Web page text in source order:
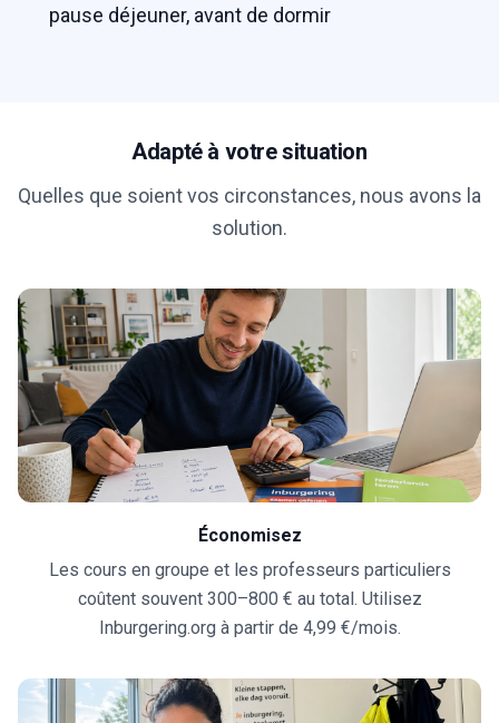
pause déjeuner, avant de dormir
Adapté à votre situation
Quelles que soient vos circonstances, nous avons la
solution.
Économisez
Les cours en groupe et les professeurs particuliers
coûtent souvent 300–800 € au total. Utilisez
Inburgering.org à partir de 4,99 €/mois.